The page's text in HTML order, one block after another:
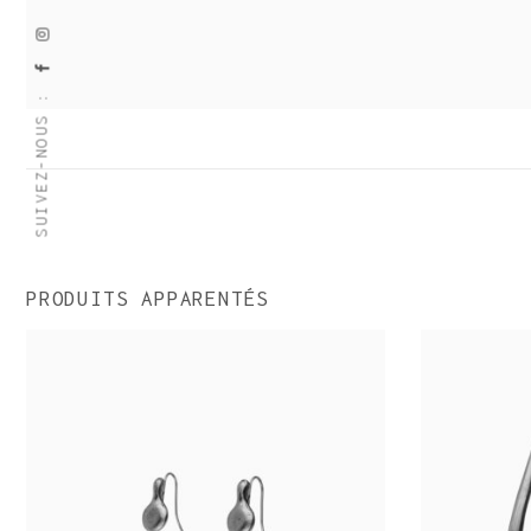
SUIVEZ-NOUS :
PRODUITS APPARENTÉS